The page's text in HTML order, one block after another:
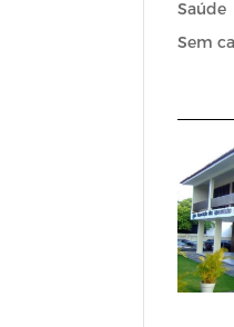
Saúde
Sem